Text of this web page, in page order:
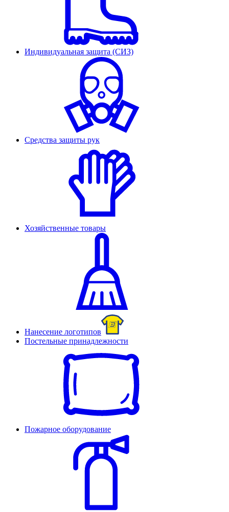
Индивидуальная защита (СИЗ)
Средства защиты рук
Хозяйственные товары
Нанесение логотипов
Постельные принадлежности
Пожарное оборудование